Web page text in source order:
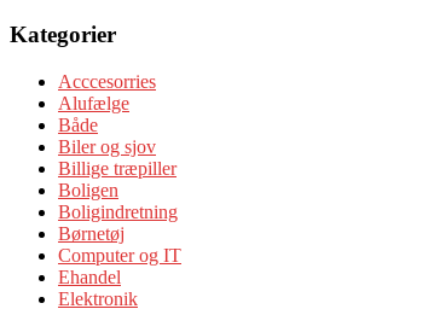
Kategorier
Acccesorries
Alufælge
Både
Biler og sjov
Billige træpiller
Boligen
Boligindretning
Børnetøj
Computer og IT
Ehandel
Elektronik